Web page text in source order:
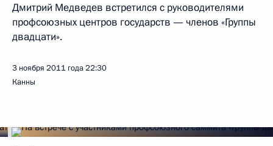
Дмитрий Медведев встретился с руководителями
профсоюзных центров государств — членов «Группы
двадцати».
3 ноября 2011 года22:30
Канны